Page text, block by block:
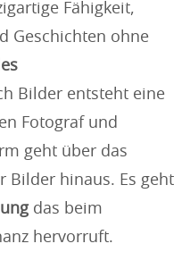
Fähigkeit,
Geschichten ohne
Bilder entsteht eine
Fotograf und
geht über das
Bilder hinaus. Es geht
das beim
hervorruft.